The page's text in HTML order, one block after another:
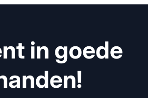
in goede